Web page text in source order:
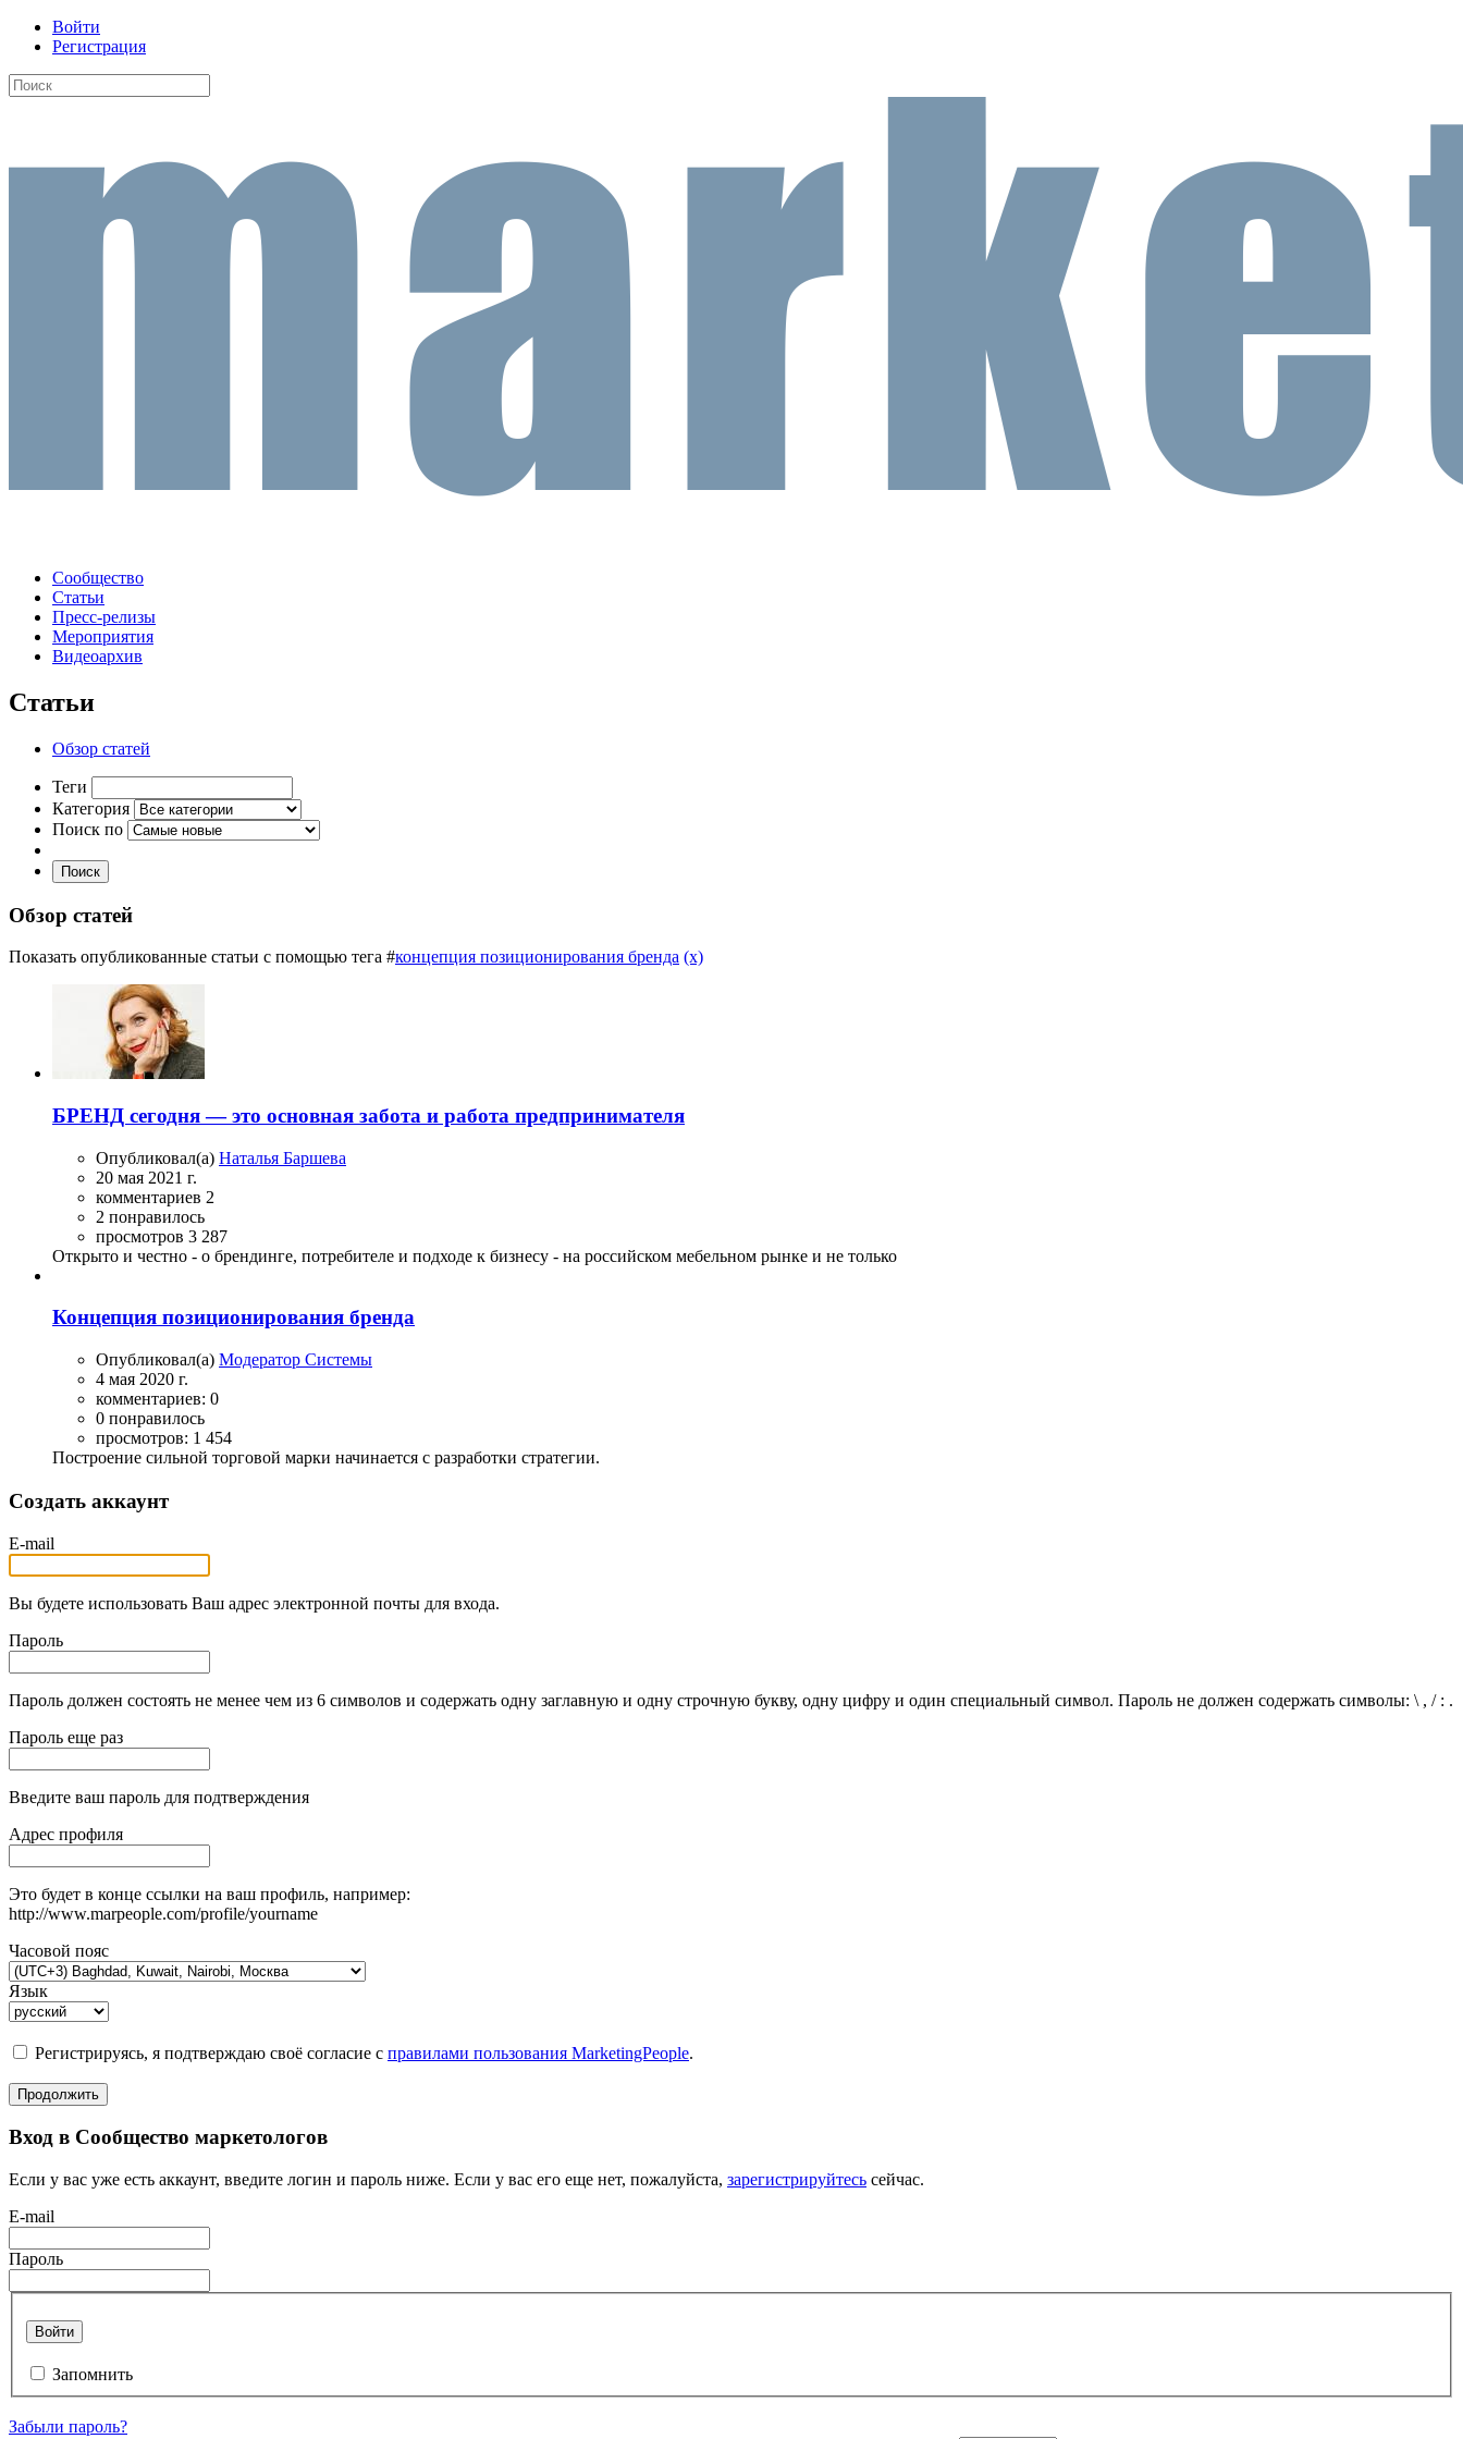
Войти
Регистрация
Сообщество
Статьи
Пресс-релизы
Мероприятия
Видеоархив
Статьи
Обзор статей
Теги
Категория
Поиск по
Поиск
Обзор статей
Показать опубликованные статьи с помощью тега #концепция позиционирования бренда (x)
БРЕНД сегодня — это основная забота и работа предпринимателя
Опубликовал(а) Наталья Баршева
20 мая 2021 г.
комментариев 2
2 понравилось
просмотров 3 287
Открыто и честно - о брендинге, потребителе и подходе к бизнесу - на российском мебельном рынке и не только
Концепция позиционирования бренда
Опубликовал(а) Модератор Системы
4 мая 2020 г.
комментариев: 0
0 понравилось
просмотров: 1 454
Построение сильной торговой марки начинается с разработки стратегии.
Создать аккаунт
E-mail
Вы будете использовать Ваш адрес электронной почты для входа.
Пароль
Пароль должен состоять не менее чем из 6 символов и содержать одну заглавную и одну строчную букву, одну цифру и один специальный символ. Пароль не должен содержать символы: \ , / : .
Пароль еще раз
Введите ваш пароль для подтверждения
Адрес профиля
Это будет в конце ссылки на ваш профиль, например:
http://www.marpeople.com/profile/yourname
Часовой пояс
Язык
Регистрируясь, я подтверждаю своё согласие с правилами пользования MarketingPeople.
Продолжить
Вход в Сообщество маркетологов
Если у вас уже есть аккаунт, введите логин и пароль ниже. Если у вас его еще нет, пожалуйста, зарегистрируйтесь сейчас.
E-mail
Пароль
Войти
Запомнить
Забыли пароль?